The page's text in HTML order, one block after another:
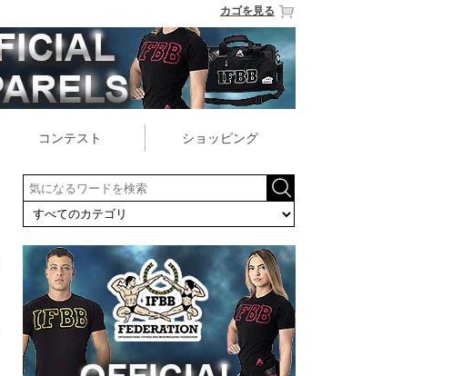
カゴを見る
コンテスト ショッピング